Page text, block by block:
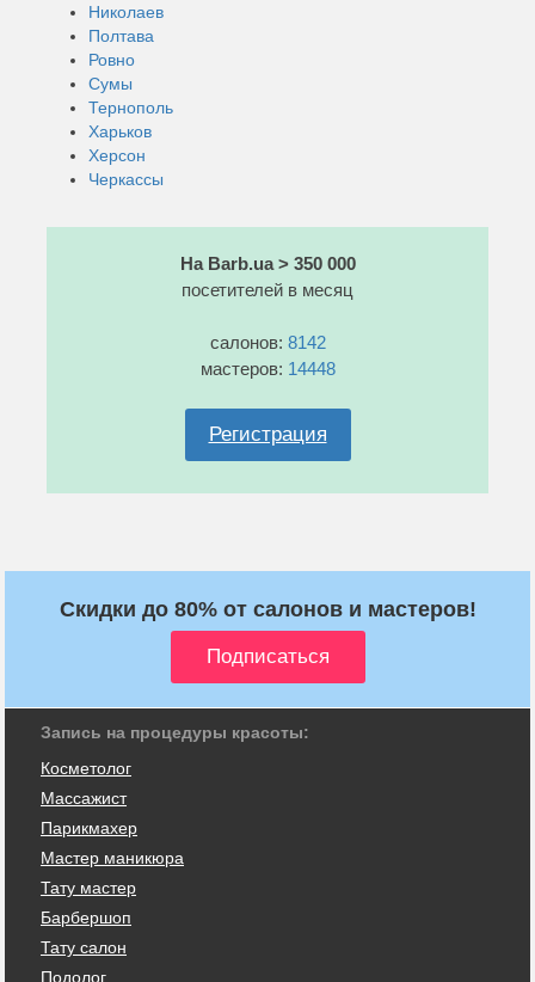
Николаев
Полтава
Ровно
Сумы
Тернополь
Харьков
Херсон
Черкассы
На Barb.ua > 350 000
посетителей в месяц
салонов: 8142
мастеров: 14448
Регистрация
Скидки до 80% от салонов и мастеров!
Запись на процедуры красоты:
Косметолог
Массажист
Парикмахер
Мастер маникюра
Тату мастер
Барбершоп
Тату салон
Подолог